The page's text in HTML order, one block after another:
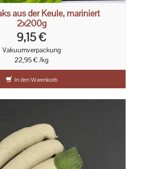
aus der Keule, mariniert
2x200g
9,15 €
Vakuumverpackung
22,95 € /kg
In den Warenkorb